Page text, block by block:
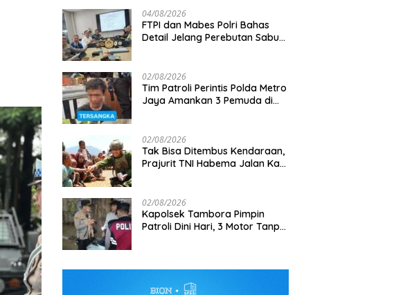
04/08/2026
FTPI dan Mabes Polri Bahas
Detail Jelang Perebutan Sabuk
02/08/2026
Tim Patroli Perintis Polda Metro
Jaya Amankan 3 Pemuda di
Jalanan
02/08/2026
Tak Bisa Ditembus Kendaraan,
Prajurit TNI Habema Jalan Kaki
02/08/2026
Kapolsek Tambora Pimpin
Patroli Dini Hari, 3 Motor Tanpa